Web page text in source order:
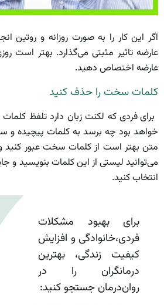
اگر این کار را به صورت روزانه و روتین
عارضه تاثیر مثبتی می‌گذارد. بهتر است
عارضه اختصاص دهید.
کلمات سخت را حذف کنید
برای فردی که لکنت زبان دارد تلفظ
خواهد بود چه برسد به کلمات پیچیده و
متن بهتر است از کلمات سخت عبور کنید و
می‌توانید لیستی از این کلمات بنویسید و
انتخاب کنید.
برای بهبود مشکلات
فردی،خانوادگی و افزایش
کیفیت زندگی، بهترین
درمانگران را در
روان‌درمان جستجو کنید: